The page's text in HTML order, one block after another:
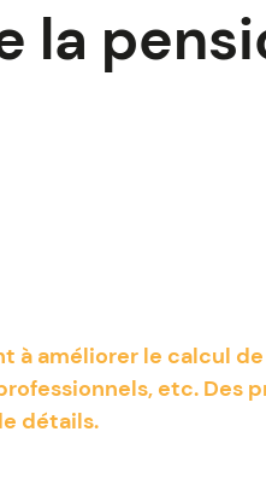
la
à améliorer le calcul
etc. Des
détails.